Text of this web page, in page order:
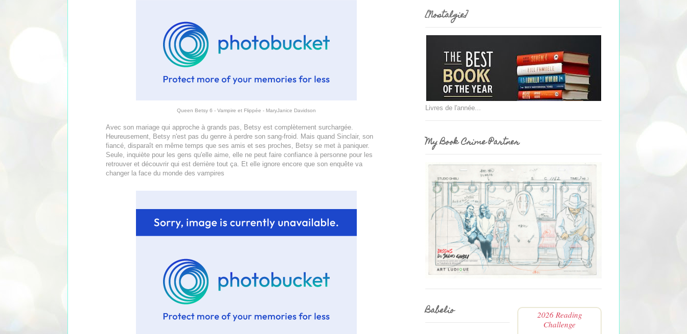
Queen Betsy 6 - Vampire et Flippée - MaryJanice Davidson
Avec son mariage qui approche à grands pas, Betsy est complètement surchargée.
Heureusement, Betsy n'est pas du genre à perdre son sang-froid. Mais quand Sinclair, son
fiancé, disparaît en même temps que ses amis et ses proches, Betsy se met à paniquer.
Seule, inquiète pour les gens qu'elle aime, elle ne peut faire confiance à personne pour les
retrouver et découvrir qui est derrière tout ça. Et elle ignore encore que son enquête va
changer la face du monde des vampires
[Nostalgie]
Livres de l'année...
My Book Crime Partner
Babelio
2026 Reading
Challenge